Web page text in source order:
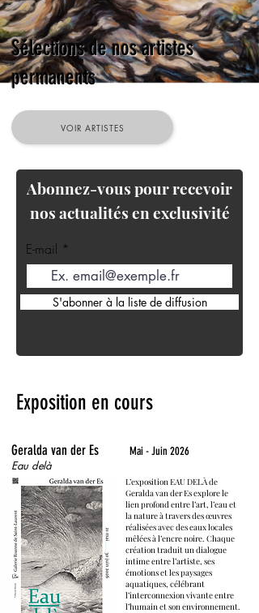
Sélections de nos artistes
permanents
VOIR ARTISTES
Abonnez-vous pour recevoir
nos actualités en exclusivité
E-mail
S'abonner à la liste de diffusion
Exposition en cours
Geralda van der Es
Eau delà
L’exposition EAU DELÀ de
Geralda van der Es explore le
lien profond entre l’art, l’eau et
la nature à travers des œuvres
réalisées avec des eaux locales
mêlées à l’encre noire. Chaque
création traduit un dialogue
intime entre l’artiste, ses
émotions et les paysages
aquatiques, célébrant
l’interconnexion vivante entre
l’humain et son environnement.
Mai - Juin 2026